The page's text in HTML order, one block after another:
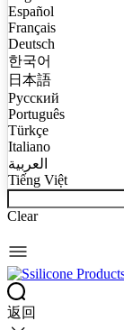
Español
Français
Deutsch
한국어
日本語
Русский
Português
Türkçe
Italiano
العربية
Tiếng Việt
Clear
返回